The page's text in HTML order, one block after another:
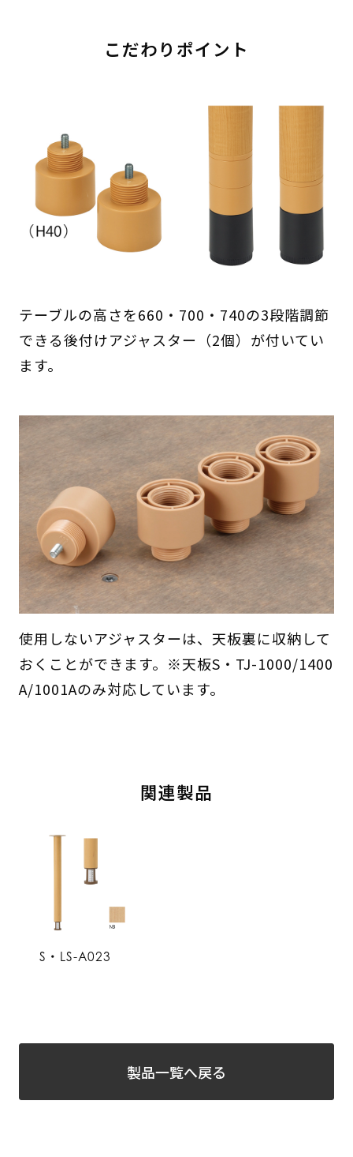
こだわりポイント
テーブルの高さを660・700・740の3段階調節
できる後付けアジャスター（2個）が付いてい
ます。
使用しないアジャスターは、天板裏に収納して
おくことができます。※天板S・TJ-1000/1400
A/1001Aのみ対応しています。
関連製品
S・LS-A023
製品一覧へ戻る